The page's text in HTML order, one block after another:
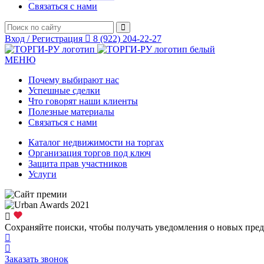
Связаться с нами
Вход / Регистрация 8 (922) 204-22-27
МЕНЮ
Почему выбирают нас
Успешные сделки
Что говорят наши клиенты
Полезные материалы
Связаться с нами
Каталог недвижимости на торгах
Организация торгов под ключ
Защита прав участников
Услуги
Сохраняйте поиски, чтобы получать уведомления о новых
Заказать звонок